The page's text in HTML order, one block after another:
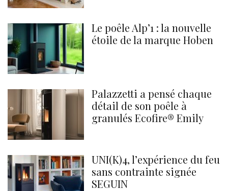
Le poêle Alp’1 : la nouvelle
étoile de la marque Hoben
Palazzetti a pensé chaque
détail de son poêle à
granulés Ecofire® Emily
UNI(K)4, l’expérience du feu
sans contrainte signée
SEGUIN